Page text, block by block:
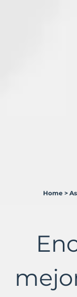
Asturias
Murbalands
Home >